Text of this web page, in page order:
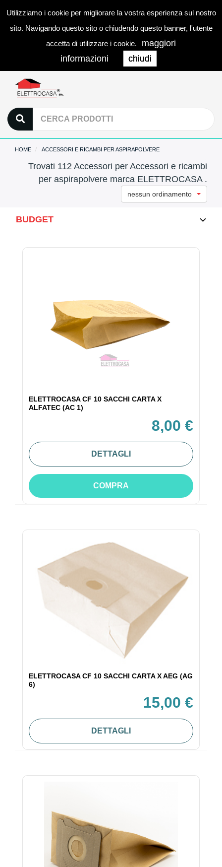
Utilizziamo i cookie per migliorare la vostra esperienza sul nostro
sito. Navigando questo sito o chiudendo questo banner, l'utente
accetta di utilizzare i cookie.
maggiori
informazioni
chiudi
0
HOME ACCESSORI E RICAMBI PER ASPIRAPOLVERE
Trovati 112 Accessori per Accessori e ricambi
per aspirapolvere marca ELETTROCASA .
nessun ordinamento
BUDGET
ELETTROCASA CF 10 SACCHI CARTA X
ALFATEC (AC 1)
8,00 €
DETTAGLI
COMPRA
ELETTROCASA CF 10 SACCHI CARTA X AEG (AG
6)
15,00 €
DETTAGLI